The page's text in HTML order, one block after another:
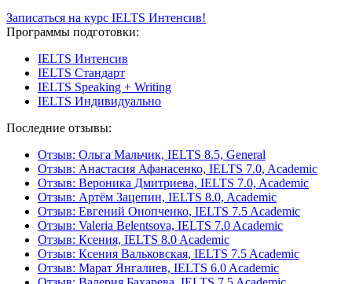
Записаться на курс IELTS Интенсив!
Программы подготовки:
IELTS Интенсив
IELTS Стандарт
IELTS Speaking + Writing
IELTS Индивидуально
Последние отзывы:
Отзыв: Ольга Мальчик, IELTS 8.5, General
Отзыв: Анастасия Афанасенко, IELTS 7.0, Academic
Отзыв: Вероника Дмитриева, IELTS 7.0, Academic
Отзыв: Артём Зацепин, IELTS 8.0, Academic
Отзыв: Евгений Онопченко, IELTS 7.5 Academic
Отзыв: Valeria Belentsova, IELTS 7.0 Academic
Отзыв: Ксения, IELTS 8.0 Academic
Отзыв: Ксения Вальковская, IELTS 7.5 Academic
Отзыв: Марат Янгалиев, IELTS 6.0 Academic